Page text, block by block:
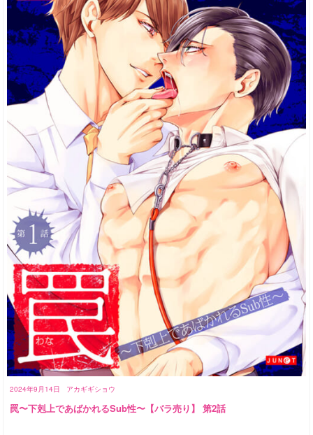
2024年9月14日 アカギギショウ
罠〜下剋上であばかれるSub性〜【バラ売り】 第2話